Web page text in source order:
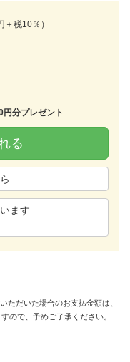
＋税10％）
分プレゼント
る
ます
ただいた場合のお支払金額は、
ので、予めご了承ください。